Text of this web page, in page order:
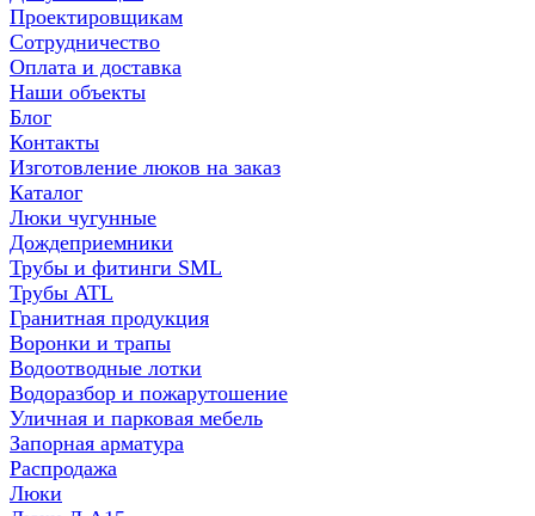
Проектировщикам
Сотрудничество
Оплата и доставка
Наши объекты
Блог
Контакты
Изготовление люков на заказ
Каталог
Люки чугунные
Дождеприемники
Трубы и фитинги SML
Трубы ATL
Гранитная продукция
Воронки и трапы
Водоотводные лотки
Водоразбор и пожарутошение
Уличная и парковая мебель
Запорная арматура
Распродажа
Люки